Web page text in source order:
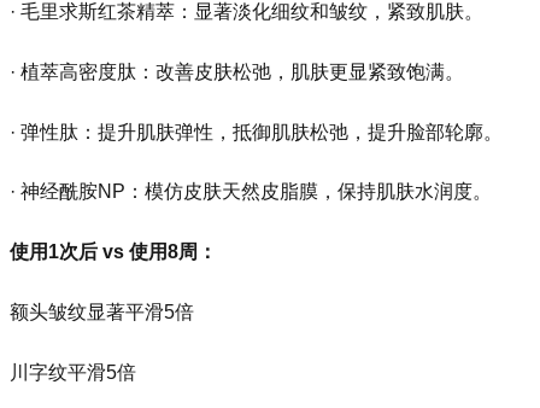
· 毛里求斯红茶精萃：显著淡化细纹和皱纹，紧致肌肤。
· 植萃高密度肽：改善皮肤松弛，肌肤更显紧致饱满。
· 弹性肽：提升肌肤弹性，抵御肌肤松弛，提升脸部轮廓。
· 神经酰胺NP：模仿皮肤天然皮脂膜，保持肌肤水润度。
使用1次后 vs 使用8周：
额头皱纹显著平滑5倍
川字纹平滑5倍